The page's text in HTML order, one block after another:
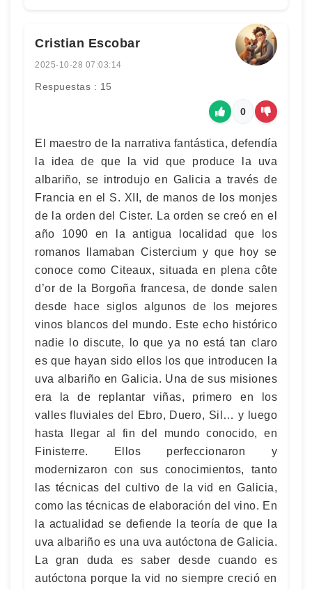
Cristian Escobar
2025-10-28 07:03:14
Respuestas : 15
0
El maestro de la narrativa fantástica, defendía
la idea de que la vid que produce la uva
albariño, se introdujo en Galicia a través de
Francia en el S. XII, de manos de los monjes
de la orden del Cister. La orden se creó en el
año 1090 en la antigua localidad que los
romanos llamaban Cistercium y que hoy se
conoce como Citeaux, situada en plena côte
d’or de la Borgoña francesa, de donde salen
desde hace siglos algunos de los mejores
vinos blancos del mundo. Este echo histórico
nadie lo discute, lo que ya no está tan claro
es que hayan sido ellos los que introducen la
uva albariño en Galicia. Una de sus misiones
era la de replantar viñas, primero en los
valles fluviales del Ebro, Duero, Sil… y luego
hasta llegar al fin del mundo conocido, en
Finisterre. Ellos perfeccionaron y
modernizaron con sus conocimientos, tanto
las técnicas del cultivo de la vid en Galicia,
como las técnicas de elaboración del vino. En
la actualidad se defiende la teoría de que la
uva albariño es una uva autóctona de Galicia.
La gran duda es saber desde cuando es
autóctona porque la vid no siempre creció en